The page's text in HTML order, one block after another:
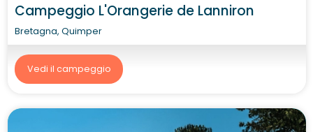
Campeggio L'Orangerie de Lanniron
Bretagna, Quimper
Vedi il campeggio